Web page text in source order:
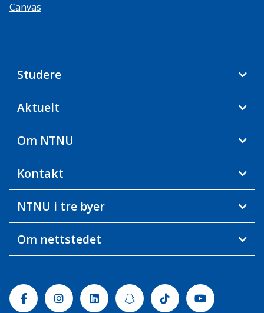
Canvas
Studere
Aktuelt
Om NTNU
Kontakt
NTNU i tre byer
Om nettstedet
FacebookInstagramLinkedinSnapchatTiktok Youtube